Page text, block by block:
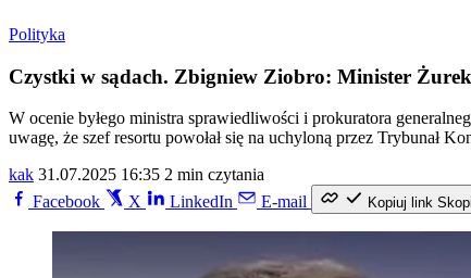
Polityka
Czystki w sądach. Zbigniew Ziobro: Minister Żurek
W ocenie byłego ministra sprawiedliwości i prokuratora
uwagę, że szef resortu powołał się na uchyloną przez Trybunał
kak 31.07.2025 16:35 2 min czytania
Facebook
X LinkedIn E-mail Kopiuj link